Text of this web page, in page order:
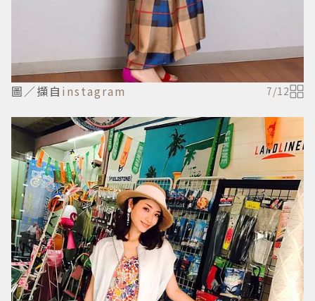
圖／擷自 instagram 7/12